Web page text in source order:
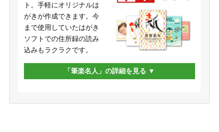
ト。手軽にオリジナルは
がきが作成できます。今
まで使用していたはがき
ソフトでの住所録の読み
込みもラクラクです。
「筆楽名人」の詳細を見る